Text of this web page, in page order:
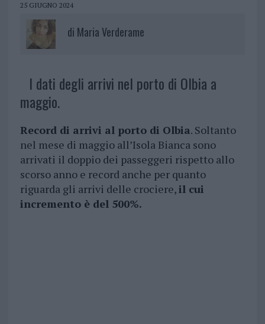
25 GIUGNO 2024
di Maria Verderame
I dati degli arrivi nel porto di Olbia a
maggio.
Record di arrivi al porto di Olbia. Soltanto
nel mese di maggio all’Isola Bianca sono
arrivati il doppio dei passeggeri rispetto allo
scorso anno e record anche per quanto
riguarda gli arrivi delle crociere,il cui
incremento è del 500%.